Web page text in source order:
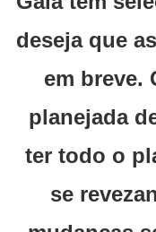
deseja que
em breve.
planejada
ter todo o
se